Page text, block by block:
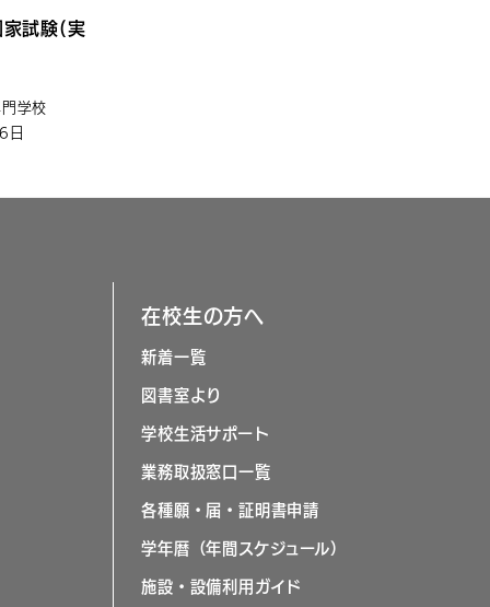
試験(実
学校
日
在校生の方へ
新着一覧
図書室より
学校生活サポート
業務取扱窓口一覧
各種願・届・証明書申請
学年暦（年間スケジュール）
施設・設備利用ガイド